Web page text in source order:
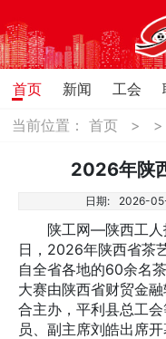
首页 新闻 工会
当前位置：首页 > >
2026年陕
日期: 2026-
陕工网—陕西工人
日，2026年陕西省茶
自全省各地的60余名
大赛由陕西省财贸金
合主办，平利县总工
员、副主席刘皓出席